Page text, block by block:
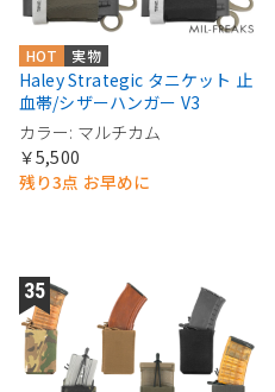
実物
HOT
Haley Strategic タニケット 止
血帯/シザーハンガー V3
カラー: マルチカム
￥5,500
残り3点 お早めに